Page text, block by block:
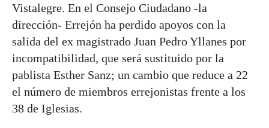
Vistalegre. En el Consejo Ciudadano -la
dirección- Errejón ha perdido apoyos con la
salida del ex magistrado Juan Pedro Yllanes por
incompatibilidad, que será sustituido por la
pablista Esther Sanz; un cambio que reduce a 22
el número de miembros errejonistas frente a los
38 de Iglesias.